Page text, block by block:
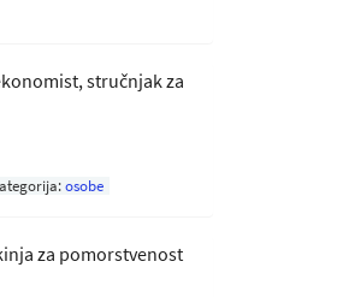
stručnjak za
osobe
za pomorstvenost